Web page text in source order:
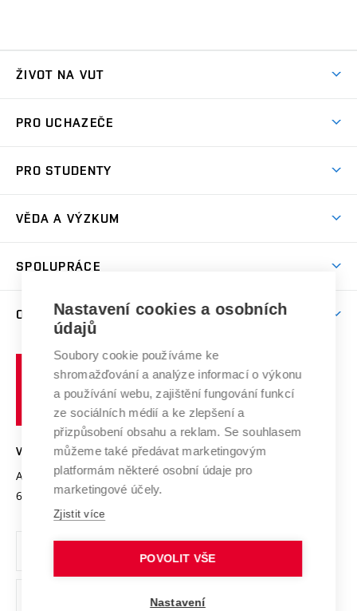
ŽIVOT NA VUT
Koleje
Sport na VUT
Brno
PRO UCHAZEČE
Dny otevřených dveří
Celoživotní vzdělávání
E-přihláška
PRO STUDENTY
Harmonogram akademického roku
Závěrečné práce
Doktorské studium
Zpracování osobních údajů studentů
Sociální bezpečí
Studium bez bariér
Podpora podnikání
VĚDA A VÝZKUM
Mezinárodní vědecká rada
Systém zajišťování kvality výzkumu
Výzkumné infrastruktury
Transfer znalostí
Open Science
Projekty
Projekty ze strukturálních fondů
Specifický výzkum
SPOLUPRÁCE
Zahraniční spolupráce
Spolupráce se školami
Služby univerzity
Mezinárodní dohody
Univerzitní sítě
O UNIVERZITĚ
Profil univerzity
Udržitelná univerzita
Podnikavá univerzita / ContriBUTe
Bezpečná univerzita
Vyznamenání
Organizační struktura
Ochrana osobních údajů
učení
technické
VYSOKÉ UČENÍ TECHNICKÉ V BRNĚ
Antonínská 548/1
602 00 Brno
www.vut.cz
vut@vutbr.cz
Nastavení cookies a osobních
údajů
Soubory cookie používáme ke
shromažďování a analýze informací o výkonu
a používání webu, zajištění fungování funkcí
ze sociálních médií a ke zlepšení a
přizpůsobení obsahu a reklam. Se souhlasem
můžeme také předávat marketingovým
platformám některé osobní údaje pro
marketingové účely.
Zjistit více
POVOLIT VŠE
Nastavení